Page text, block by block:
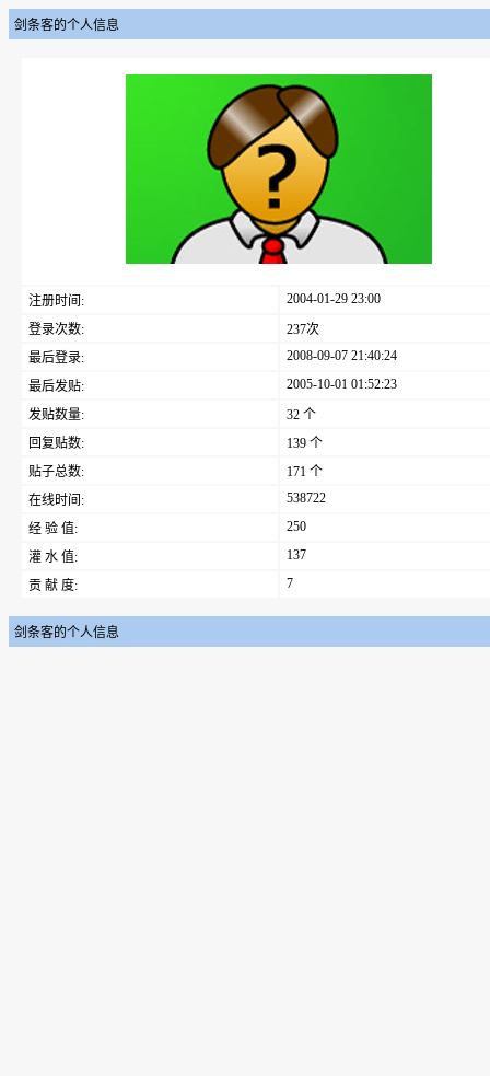
剑条客的个人信息
注册时间:
2004-01-29 23:00
登录次数:
237次
最后登录:
2008-09-07 21:40:24
最后发贴:
2005-10-01 01:52:23
发贴数量:
32 个
回复贴数:
139 个
贴子总数:
171 个
在线时间:
538722
经 验 值:
250
灌 水 值:
137
贡 献 度:
7
剑条客的个人信息